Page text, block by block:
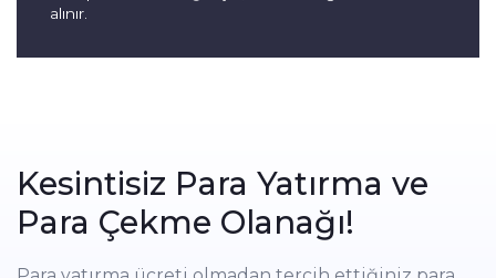
alınır.
Kesintisiz Para Yatırma ve
Para Çekme Olanağı!